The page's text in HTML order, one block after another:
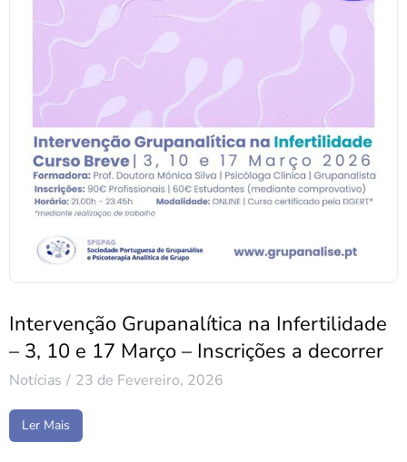
Intervenção Grupanalítica na Infertilidade
– 3, 10 e 17 Março – Inscrições a decorrer
Notícias 23 de Fevereiro, 2026
Ler Mais